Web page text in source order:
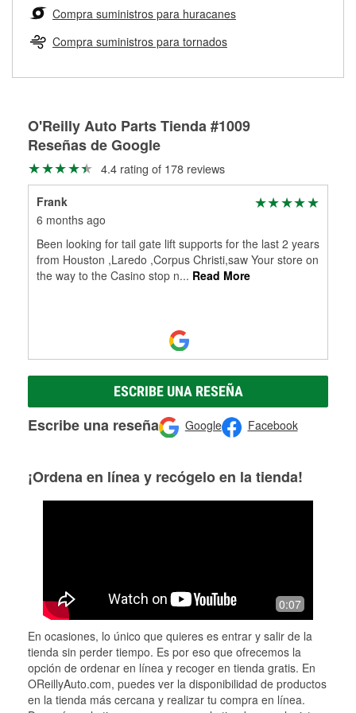
Más información sobre el Programa de Préstamo de
Herramientas de O'Reilly
medirán tus tambores o discos para determinar si pueden
ser rectificados con seguridad. Si tus tambores o discos no
pueden ser reutilizados, podemos ayudarte a encontrar las
partes de reemplazo correctas para tu reparación.
Rectificación de tambores y discos de freno
Compra suministros para huracanes
Compra suministros para tornados
O'Reilly Auto Parts Tienda #1009
Reseñas de Google
4.4 rating of 178 reviews
Frank
6 months ago
Been looking for tail gate lift supports for the last 2 years
from Houston ,Laredo ,Corpus Christi,saw Your store on
the way to the Casino stop n... Read More
ESCRIBE UNA RESEÑA
Escribe una reseña Google Facebook
¡Ordena en línea y recógelo en la tienda!
0:07
En ocasiones, lo único que quieres es entrar y salir de la
tienda sin perder tiempo. Es por eso que ofrecemos la
opción de ordenar en línea y recoger en tienda gratis. En
OReillyAuto.com, puedes ver la disponibilidad de productos
en la tienda más cercana y realizar tu compra en línea.